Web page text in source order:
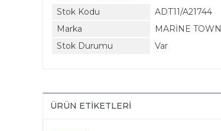
Stok Kodu
ADT11/A21744
Marka
MARİNE TOWN
Stok Durumu
Var
ÜRÜN ETIKETLERI